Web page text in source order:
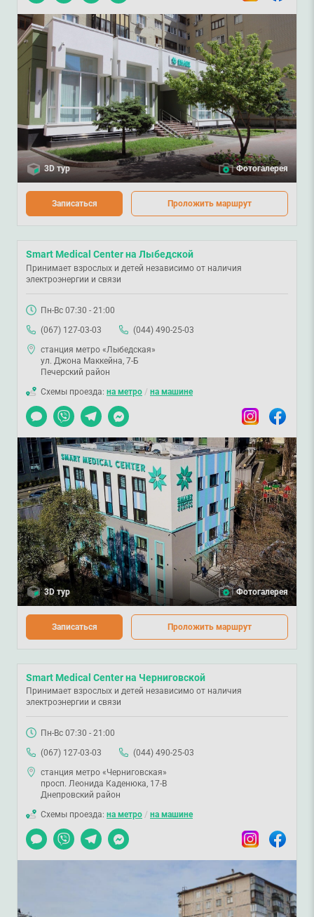
3D тур Фотогалерея
Записаться Проложить маршрут
Smart Medical Center на Лыбедской
Принимает взрослых и детей независимо от наличия
электроэнергии и связи
Пн-Вс 07:30 - 21:00
(067) 127-03-03
(044) 490-25-03
станция метро «Лыбедская»
ул. Джона Маккейна, 7-Б
Печерский район
Схемы проезда: на метро / на машине
Чат
Viber TelegramMessenger InstagramFacebook
3D тур Фотогалерея
Записаться Проложить маршрут
Smart Medical Center на Черниговской
Принимает взрослых и детей независимо от наличия
электроэнергии и связи
Пн-Вс 07:30 - 21:00
(067) 127-03-03
(044) 490-25-03
станция метро «Черниговская»
просп. Леонида Каденюка, 17-В
Днепровский район
Схемы проезда: на метро / на машине
Чат
Viber TelegramMessenger InstagramFacebook